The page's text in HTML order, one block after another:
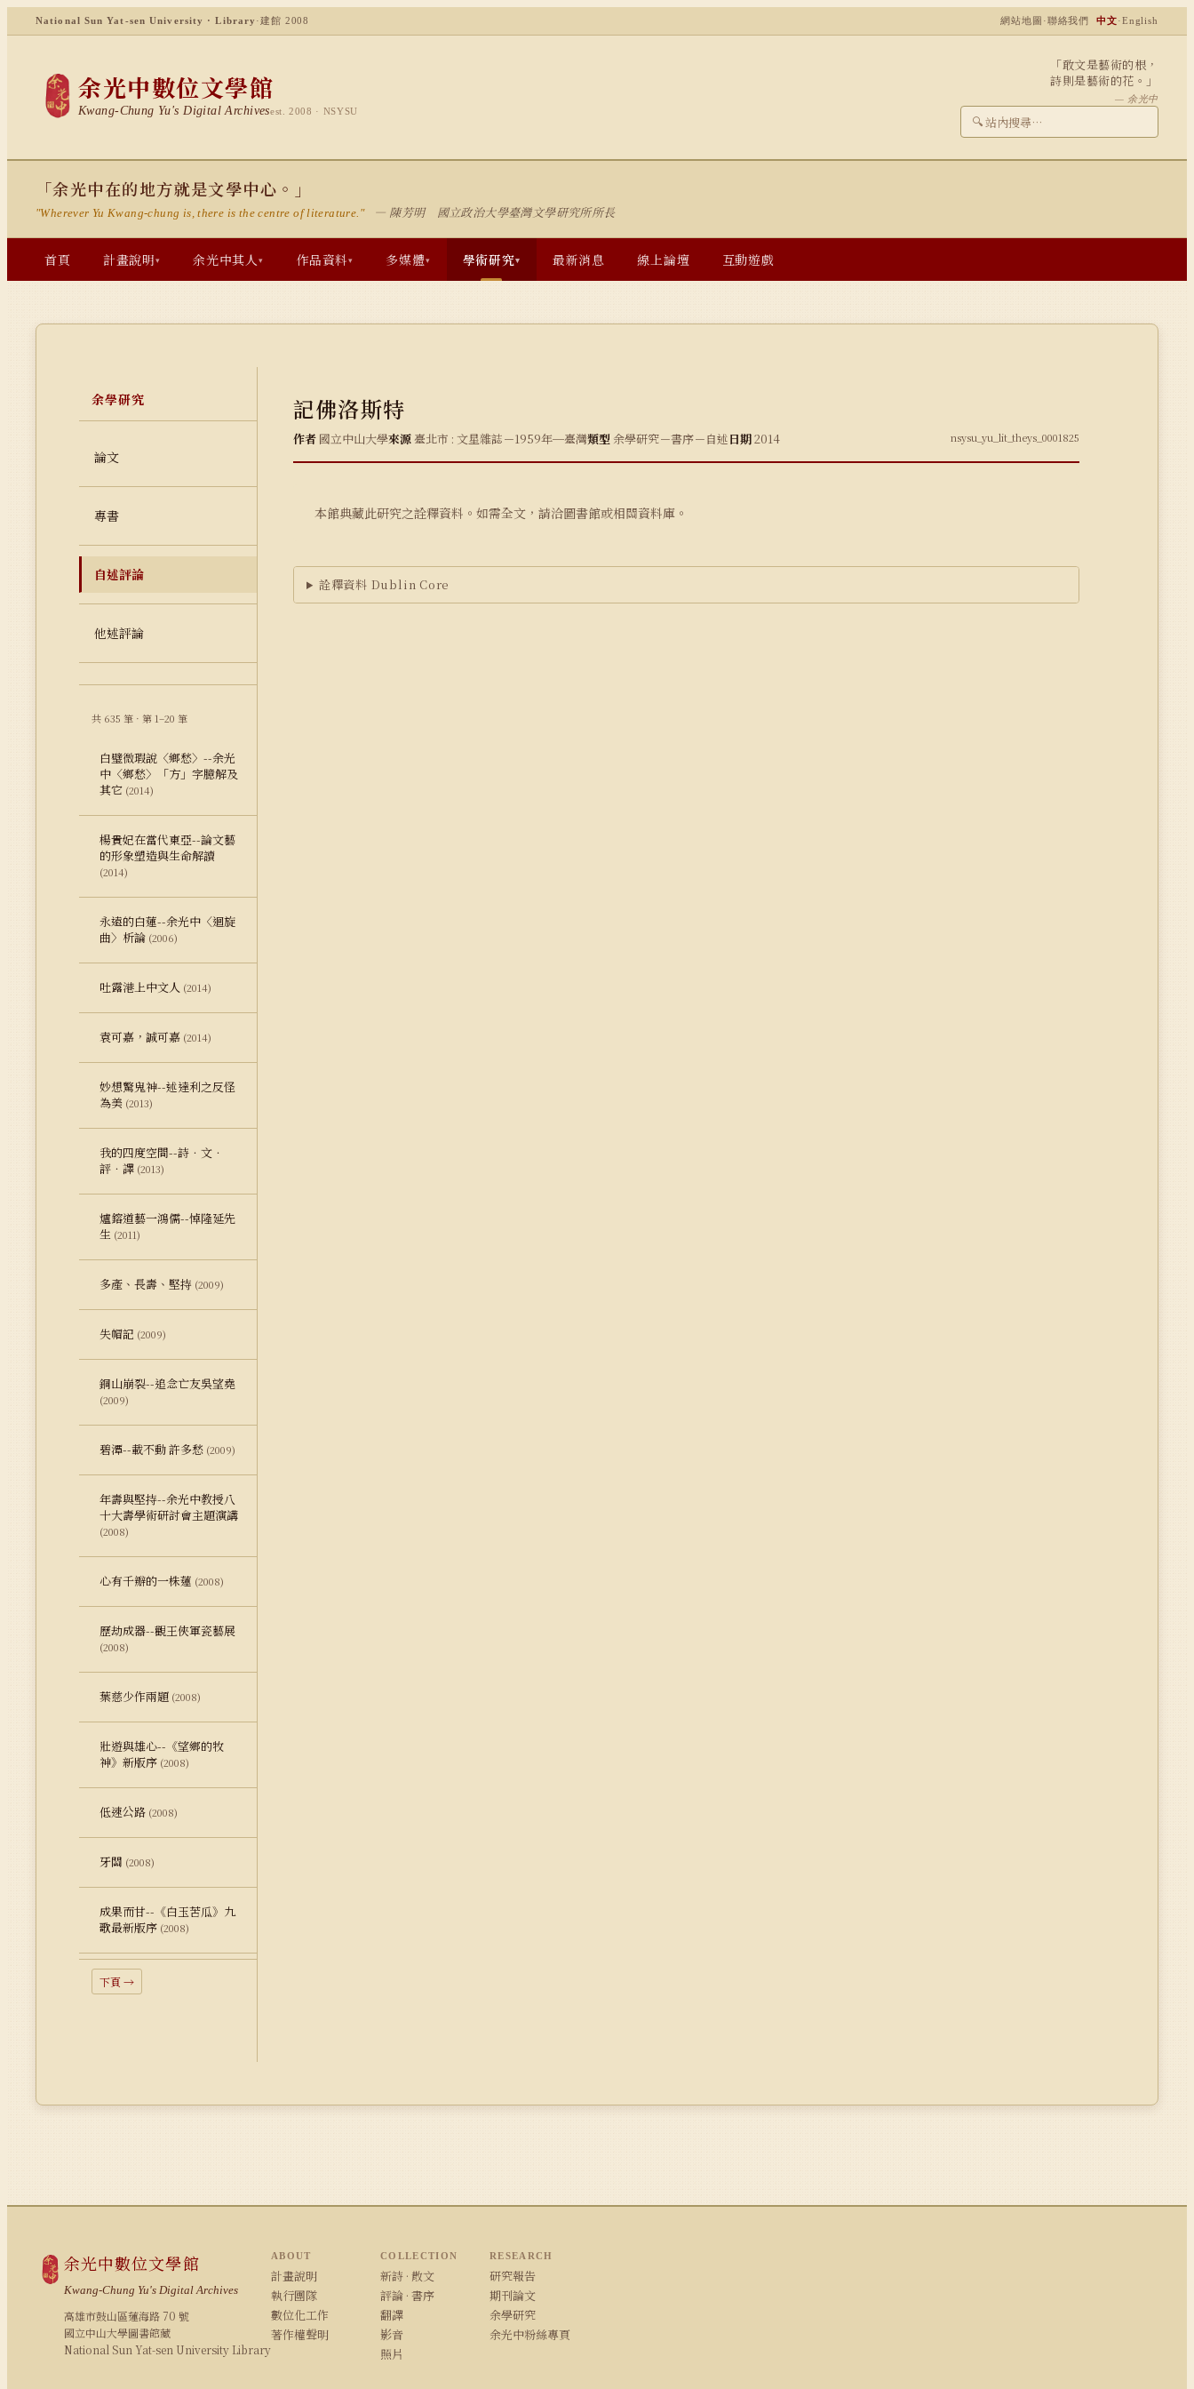
National Sun Yat-sen University · Library ·建館 2008 網站地圖 ·聯絡我們 中文·English
余光中數位文學館
Kwang-Chung Yu's Digital Archivesest. 2008 · NSYSU
「敢文是藝術的根，
詩則是藝術的花。」
— 余光中
🔍
「余光中在的地方就是文學中心。」
"Wherever Yu Kwang-chung is, there is the centre of literature." — 陳芳明 國立政治大學臺灣文學研究所所長
首頁 計畫說明▾ 余光中其人▾ 作品資料▾ 多媒體▾ 學術研究▾ 最新消息 線上論壇 互動遊戲
余學研究
論文
專書
自述評論
他述評論
共 635 筆 · 第 1–20 筆
白璧微瑕說〈鄉愁〉--余光
中〈鄉愁〉「方」字臆解及
其它 (2014)
楊貴妃在當代東亞--論文藝
的形象塑造與生命解讀
(2014)
永遠的白蓮--余光中〈迴旋
曲〉析論 (2006)
吐露港上中文人 (2014)
袁可嘉，誠可嘉 (2014)
妙想驚鬼神--述達利之反怪
為美 (2013)
我的四度空間--詩．文．
評．譯 (2013)
爐鎔道藝一鴻儒--悼隆延先
生 (2011)
多產、長壽、堅持 (2009)
失帽記 (2009)
銅山崩裂--追念亡友吳望堯
(2009)
碧潭--載不動 許多愁 (2009)
年壽與堅持--余光中教授八
十大壽學術研討會主題演講
(2008)
心有千瓣的一株蓮 (2008)
歷劫成器--觀王俠軍瓷藝展
(2008)
葉慈少作兩題 (2008)
壯遊與雄心--《望鄉的牧
神》新版序 (2008)
低速公路 (2008)
牙關 (2008)
成果而甘--《白玉苦瓜》九
歌最新版序 (2008)
下頁 →
記佛洛斯特
作者 國立中山大學來源臺北市 : 文星雜誌－1959年─臺灣類型 余學研究－書序－自述日期2014 nsysu_yu_lit_theys_0001825
本館典藏此研究之詮釋資料。如需全文，請洽圖書館或相關資料庫。
詮釋資料 Dublin Core
余光中數位文學館
Kwang-Chung Yu's Digital Archives
高雄市鼓山區蓮海路 70 號
國立中山大學圖書館藏
National Sun Yat-sen University Library
ABOUT
計畫說明
執行團隊
數位化工作
著作權聲明
COLLECTION
新詩 · 散文
評論 · 書序
翻譯
影音
照片
RESEARCH
研究報告
期刊論文
余學研究
余光中粉絲專頁